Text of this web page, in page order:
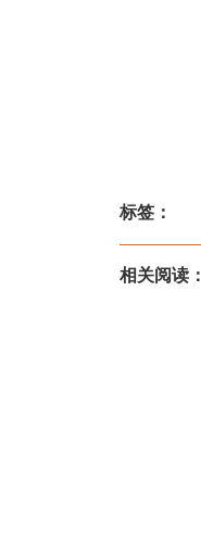
标签：
相关阅读：